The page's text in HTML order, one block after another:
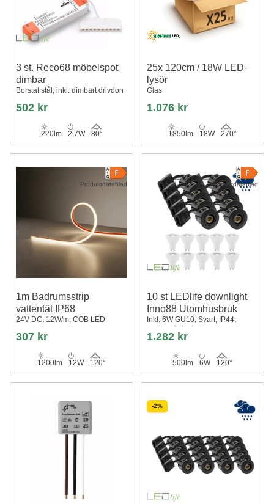
3 st. Reco68 möbelspot
dimbar
Borstat stål, inkl. dimbart drivdon
502 kr
220lm 2,7W 80°
25x 120cm / 18W LED-
lysör
Glas
1.076 kr
1850lm 18W 270°
Produktdatablad
1m Badrumsstrip
vattentät IP68
24V DC, 12W/m, COB LED
307 kr
1200lm 12W 120°
Produktdatablad
10 st LEDlife downlight
Inno88 Utomhusbruk
Inkl. 6W GU10, Svart, IP44,
godkänd i isolering
1.282 kr
500lm 6W 120°
-2%